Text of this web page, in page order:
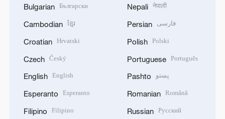
Bulgarian Български
Cambodian ខ្មែរ
Croatian Hrvatski
Czech Český
English English
Esperanto Esperanto
Filipino Filipino
Nepali नेपाली
Persian فارسی
Polish Polski
Portuguese Português
Pashto پښتو
Romanian Română
Russian Русский